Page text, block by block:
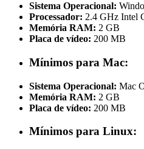
Sistema Operacional:
Processador: 2.4 GHz Intel
Memória RAM: 2 GB
Placa de vídeo: 200 MB
Mínimos para Mac:
Sistema Operacional: Mac
Memória RAM: 2 GB
Placa de vídeo: 200 MB
Mínimos para Linux: